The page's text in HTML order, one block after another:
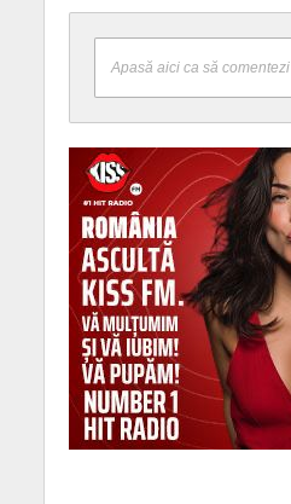
Apasă aici ca să comentezi